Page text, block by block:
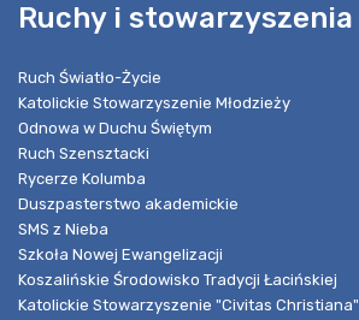
Ruchy i stowarzyszenia
Ruch Światło-Życie
Katolickie Stowarzyszenie Młodzieży
Odnowa w Duchu Świętym
Ruch Szensztacki
Rycerze Kolumba
Duszpasterstwo akademickie
SMS z Nieba
Szkoła Nowej Ewangelizacji
Koszalińskie Środowisko Tradycji Łacińskiej
Katolickie Stowarzyszenie "Civitas Christiana"